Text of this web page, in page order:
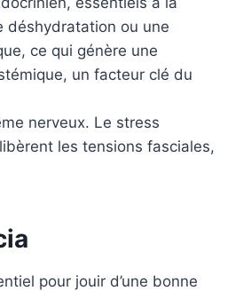
déshydratation ou une
ce qui génère une
un facteur clé du
nerveux. Le stress
les tensions fasciales,
pour jouir d’une bonne